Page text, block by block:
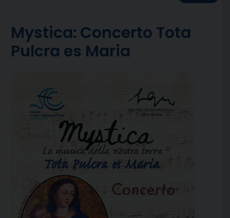
Mystica: Concerto Tota
Pulcra es Maria